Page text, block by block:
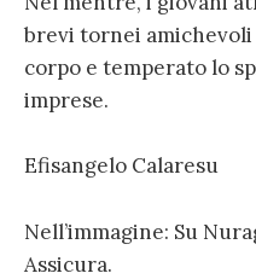
brevi tornei
corpo e temperato lo
imprese.
Efisangelo Calaresu
Nell’immagine: Su
Assicura.